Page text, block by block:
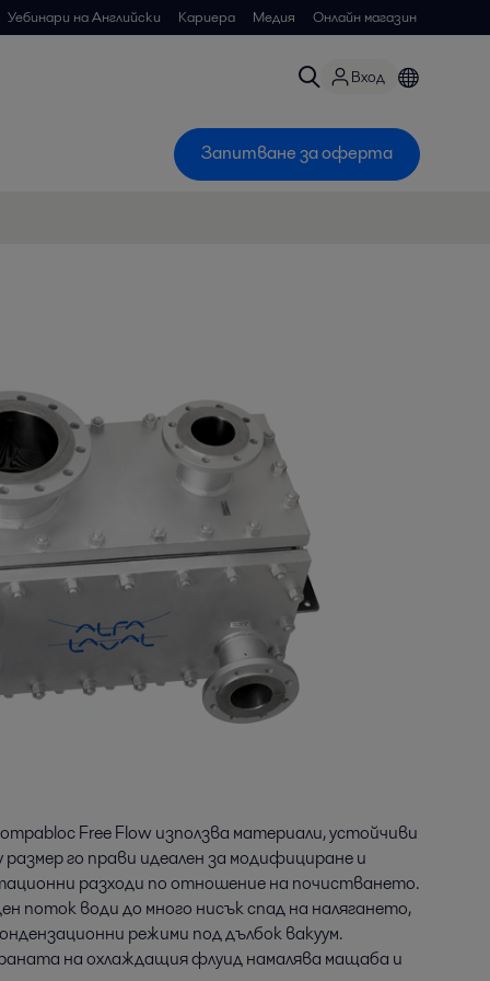
Уебинари на Английски Кариера Медия Онлайн магазин
Вход
Запитване за оферта
Free Flow използва материали, устойчиви
го прави идеален за модифициране и
разходи по отношение на почистването.
поток води до много нисък спад на налягането,
режими под дълбок вакуум.
на охлаждащия флуид намалява мащаба и